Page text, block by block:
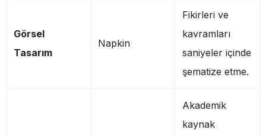
Görsel
Tasarım
Napkin
Fikirleri ve
kavramları
saniyeler içinde
şematize etme.
Akademik
kaynak